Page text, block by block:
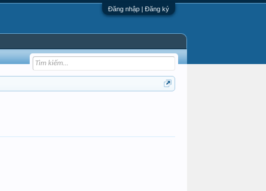
Đăng nhập | Đăng ký